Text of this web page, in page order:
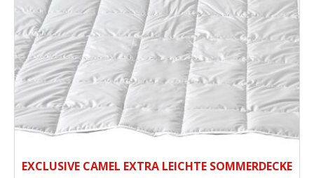
EXCLUSIVE CAMEL EXTRA LEICHTE SOMMERDECKE